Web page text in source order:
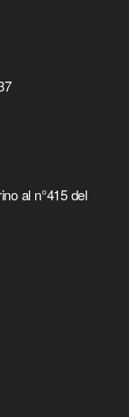
al n°415 del